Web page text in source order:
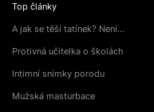
Top články
A jak se těší tatínek? Není…
Protivná učitelka o školách
Intimní snímky porodu
Mužská masturbace